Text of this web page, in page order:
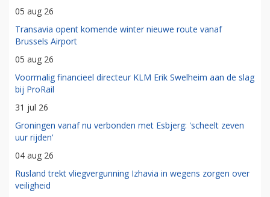
05 aug 26
Transavia opent komende winter nieuwe route vanaf
Brussels Airport
05 aug 26
Voormalig financieel directeur KLM Erik Swelheim aan de slag
bij ProRail
31 jul 26
Groningen vanaf nu verbonden met Esbjerg: 'scheelt zeven
uur rijden'
04 aug 26
Rusland trekt vliegvergunning Izhavia in wegens zorgen over
veiligheid